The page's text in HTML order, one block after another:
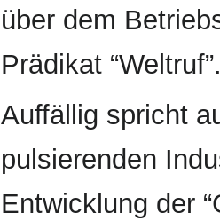
über dem
Prädikat
Auffällig spricht
pulsierenden
Entwicklung der